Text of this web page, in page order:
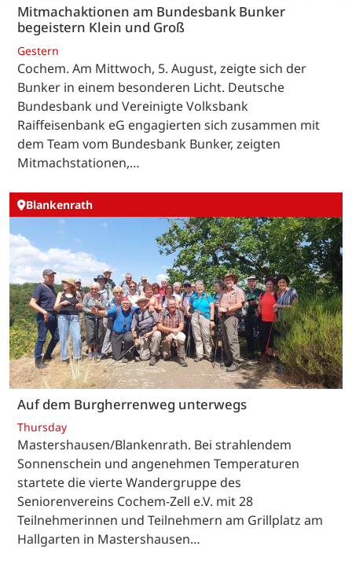
Mitmachaktionen am Bundesbank Bunker
begeistern Klein und Groß
Gestern
Cochem. Am Mittwoch, 5. August, zeigte sich der
Bunker in einem besonderen Licht. Deutsche
Bundesbank und Vereinigte Volksbank
Raiffeisenbank eG engagierten sich zusammen mit
dem Team vom Bundesbank Bunker, zeigten
Mitmachstationen,…
Blankenrath
Auf dem Burgherrenweg unterwegs
Thursday
Mastershausen/Blankenrath. Bei strahlendem
Sonnenschein und angenehmen Temperaturen
startete die vierte Wandergruppe des
Seniorenvereins Cochem-Zell e.V. mit 28
Teilnehmerinnen und Teilnehmern am Grillplatz am
Hallgarten in Mastershausen…